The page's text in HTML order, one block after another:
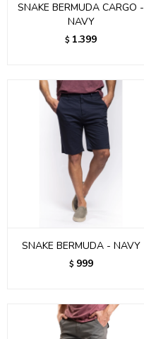
SNAKE BERMUDA CARGO -
NAVY
$ 1.399
SNAKE BERMUDA - NAVY
$ 999